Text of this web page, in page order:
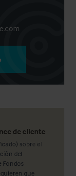
de cliente
sobre el
del
Fondos
que